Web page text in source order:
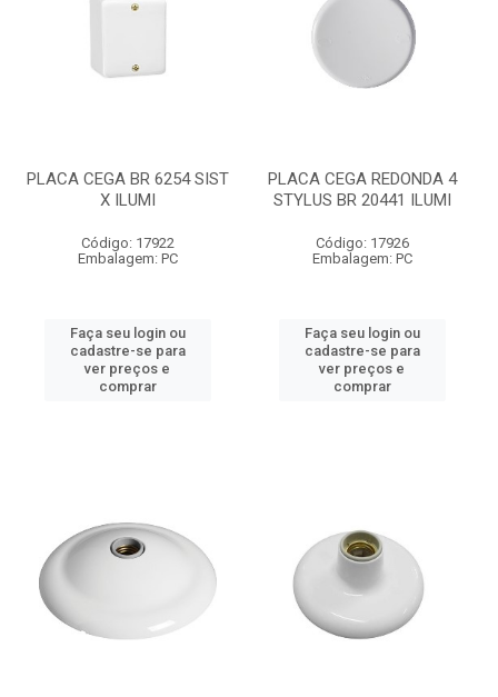
PLACA CEGA BR 6254 SIST
X ILUMI
Código: 17922
Embalagem: PC
Faça seu login ou
cadastre-se para
ver preços e
comprar
PLACA CEGA REDONDA 4
STYLUS BR 20441 ILUMI
Código: 17926
Embalagem: PC
Faça seu login ou
cadastre-se para
ver preços e
comprar